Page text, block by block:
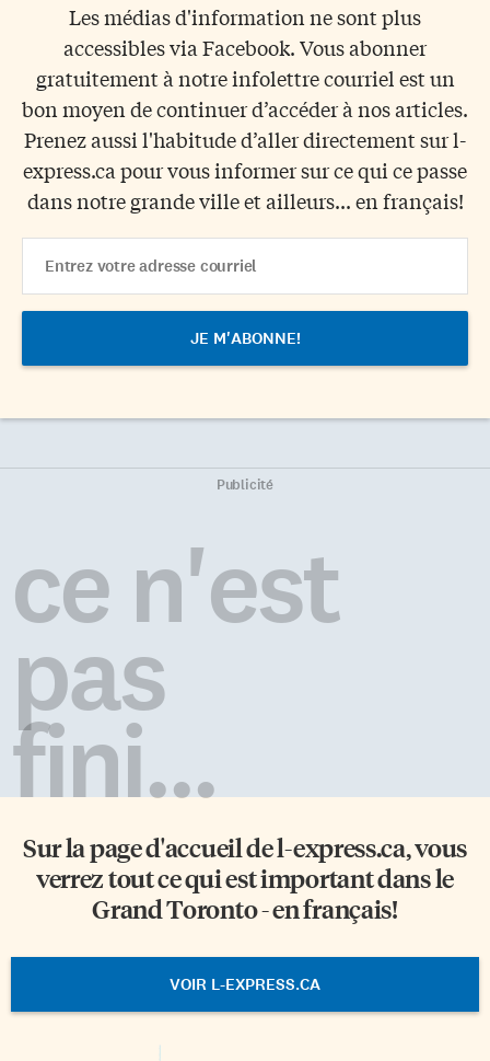
Les médias d'information ne sont plus
accessibles via Facebook. Vous abonner
gratuitement à notre infolettre courriel est un
bon moyen de continuer d’accéder à nos articles.
Prenez aussi l'habitude d’aller directement sur l-
express.ca pour vous informer sur ce qui ce passe
dans notre grande ville et ailleurs... en français!
Address
Publicité
ce n'est
pas
fini...
Sur la page d'accueil del-express.ca, vous
verrez tout ce qui est important dans le
Grand Toronto - en français!
VOIR L-EXPRESS.CA